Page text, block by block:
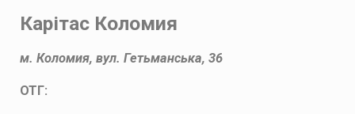
Карітас Коломия
м. Коломия, вул. Гетьманська, 36
ОТГ: